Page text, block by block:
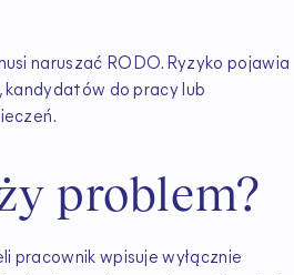
naruszać RODO. Ryzyko pojawia
kandydatów do pracy lub
problem?
pracownik wpisuje wyłącznie